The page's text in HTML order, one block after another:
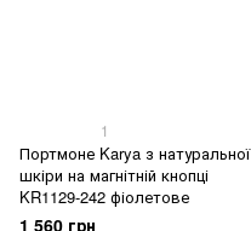
1
Портмоне Karya з натуральної
шкіри на магнітній кнопці
KR1129-242 фіолетове
1 560 грн